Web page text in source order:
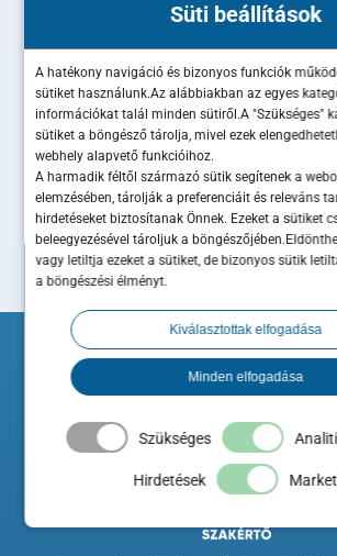
Süti beállítások
A hatékony navigáció és bizonyos funkciók
sütiket használunk.Az alábbiakban az egyes
információkat talál minden sütiről.A "Szükséges"
sütiket a böngésző tárolja, mivel ezek
webhely alapvető funkcióihoz.
A harmadik féltől származó sütik segítenek a
elemzésében, tárolják a preferenciáit és releváns
hirdetéseket biztosítanak Önnek. Ezeket a sütiket
beleegyezésével tároljuk a
vagy letiltja ezeket a sütiket, de bizonyos sütik
a böngészési élményt.
Kiválasztottak elfogadása
Minden elfogadása
Szükséges
Hirdetések